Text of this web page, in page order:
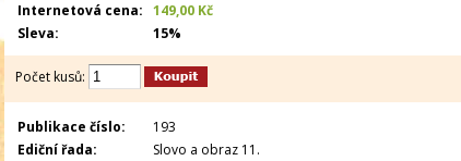
Internetová cena: 149,00 Kč
Sleva:
15%
Počet kusů:
Publikace číslo:
193
Ediční řada:
Slovo a obraz 11.